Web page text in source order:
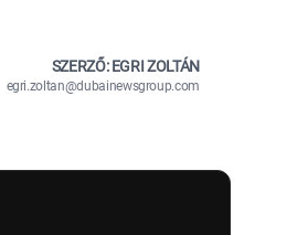
SZERZŐ: EGRI ZOLTÁN
egri.zoltan@dubainewsgroup.com